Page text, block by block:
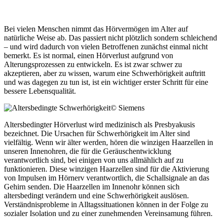
Bei vielen Menschen nimmt das Hörvermögen im Alter auf
natürliche Weise ab. Das passiert nicht plötzlich sondern schleichend
– und wird dadurch von vielen Betroffenen zunächst einmal nicht
bemerkt. Es ist normal, einen Hörverlust aufgrund von
Alterungsprozessen zu entwickeln. Es ist zwar schwer zu
akzeptieren, aber zu wissen, warum eine Schwerhörigkeit auftritt
und was dagegen zu tun ist, ist ein wichtiger erster Schritt für eine
bessere Lebensqualität.
© Siemens
Altersbedingter Hörverlust wird medizinisch als Presbyakusis
bezeichnet. Die Ursachen für Schwerhörigkeit im Alter sind
vielfältig. Wenn wir älter werden, hören die winzigen Haarzellen in
unseren Innenohren, die für die Geräuschentwicklung
verantwortlich sind, bei einigen von uns allmählich auf zu
funktionieren. Diese winzigen Haarzellen sind für die Aktivierung
von Impulsen im Hörnerv verantwortlich, die Schallsignale an das
Gehirn senden. Die Haarzellen im Innenohr können sich
altersbedingt verändern und eine Schwerhörigkeit auslösen.
Verständnisprobleme in Alltagssituationen können in der Folge zu
sozialer Isolation und zu einer zunehmenden Vereinsamung führen.